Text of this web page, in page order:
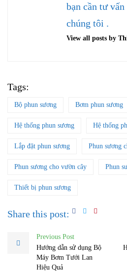
bạn cần tư
chúng tôi .
View all posts by
Tags:
Bộ phun sương Bơm phun sương
Hệ thống phun sương Hệ thống
Lắp đặt phun sương Phun sương
Phun sương cho vườn cây Phun
Thiết bị phun sương
Share this post:
Previous Post
Hướng dẫn sử dụng Bộ
Máy Bơm Tưới Lan
Hiệu Quả